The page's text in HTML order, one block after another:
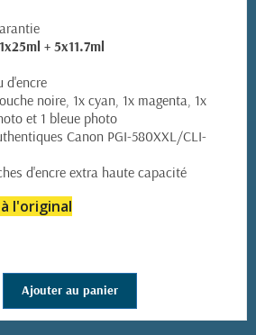
1x25ml + 5x11.7ml
d'encre
noire, 1x cyan, 1x magenta, 1x
et 1 bleue photo
Canon PGI-580XXL/CLI-
d'encre extra haute capacité
l'original
Ajouter au panier